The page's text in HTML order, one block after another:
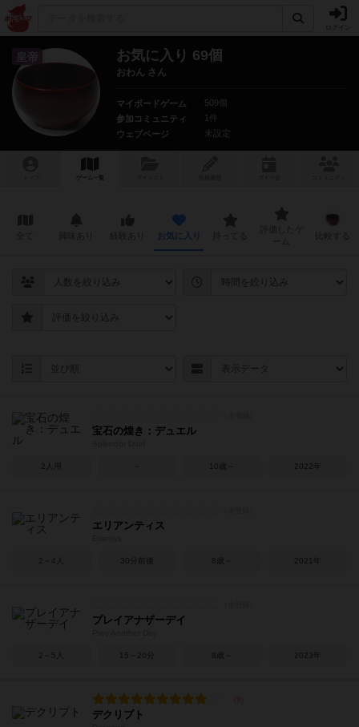
皇帝 お気に入り 69個
おわん さん
マイボードゲーム
509個
参加コミュニティ
1件
ウェブページ
未設定
ゲーム一覧
お気に入り
宝石の煌き：デュエル
2人用 10歳～ 2022年
エリアンティス
2～4人 30分前後 8歳～ 2021年
プレイアナザーデイ
2～5人 15～20分 8歳～ 2023年
デクリプト